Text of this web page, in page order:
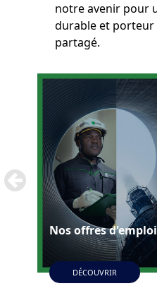
notre avenir pour
durable et porteur
partagé.
Nos offres d'emploi
DÉCOUVRIR